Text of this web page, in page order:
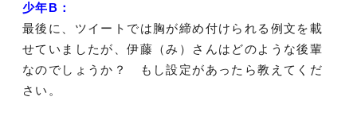
少年B：
最後に、ツイートでは胸が締め付けられる例文を載
せていましたが、伊藤（み）さんはどのような後輩
なのでしょうか？ もし設定があったら教えてくだ
さい。